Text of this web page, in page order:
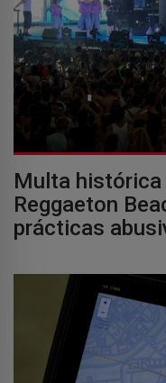
Multa histórica
Reggaeton
prácticas